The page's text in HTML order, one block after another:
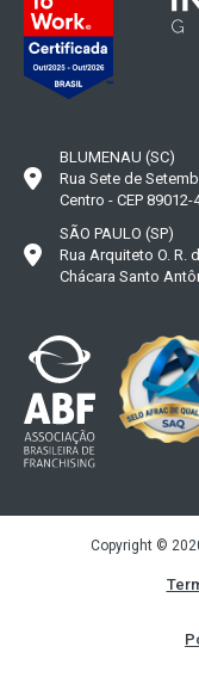
BLUMENAU (SC)
Rua Sete de
Centro - CEP 89012-
SÃO PAULO (SP)
Rua Arquiteto O. R.
Chácara Santo
Copyright ©